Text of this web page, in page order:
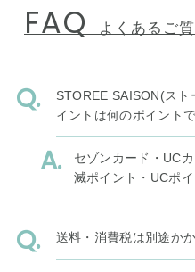
FAQ よくあるご
STOREE SAISON(ス
イントは何のポイント
セゾンカード・UC
滅ポイント・UCポ
送料・消費税は別途か